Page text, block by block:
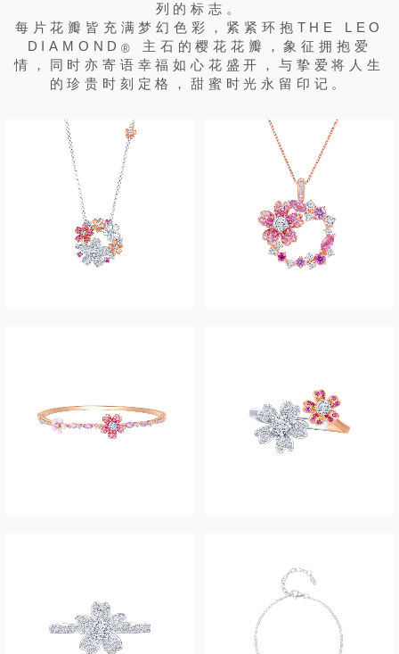
列的标志。
每片花瓣皆充满梦幻色彩，紧紧环抱THE LEO
DIAMOND®
主石的樱花花瓣，象征拥抱爱
情，同时亦寄语幸福如心花盛开，与挚爱将人生
的珍贵时刻定格，甜蜜时光永留印记。